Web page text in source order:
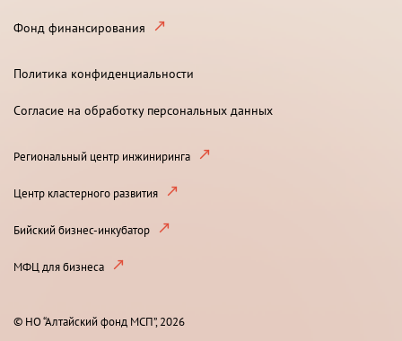
Фонд финансирования
Политика конфиденциальности
Согласие на обработку персональных данных
Региональный центр инжиниринга
Центр кластерного развития
Бийский бизнес-инкубатор
МФЦ для бизнеса
© НО “Алтайский фонд МСП”, 2026